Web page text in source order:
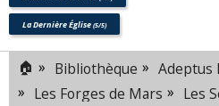
La Dernière Église (5/5)
🏠 » Bibliothèque » Adeptus
» Les Forges de Mars » Les